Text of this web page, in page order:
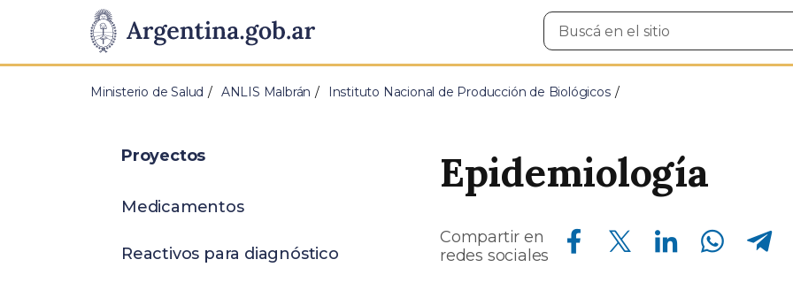
Presidencia
de
Pasar al contenido principal
Buscar
en
Ministerio de Salud ANLIS Malbrán Instituto Nacional de Producción de Biológicos
Epidemiología
Compartir en
redes sociales
Compartir en Facebook Compartir en Twitter Compartir en Linkedin Compartir en Whatsapp Compartir en Telegram
Proyectos
Medicamentos
Reactivos para diagnóstico